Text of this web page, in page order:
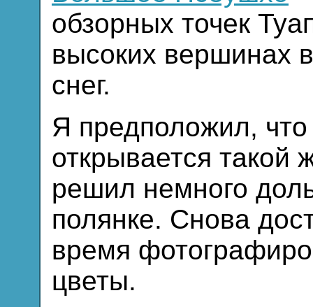
обзорных точек
высоких вершинах
снег.
Я предположил,
открывается такой
решил немного
полянке. Снова
время
цветы.